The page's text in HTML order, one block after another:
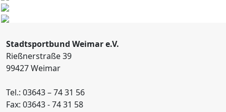
Stadtsportbund Weimar e.V.
Rießnerstraße 39
99427 Weimar
Tel.: 03643 – 74 31 56
Fax: 03643 - 74 31 58